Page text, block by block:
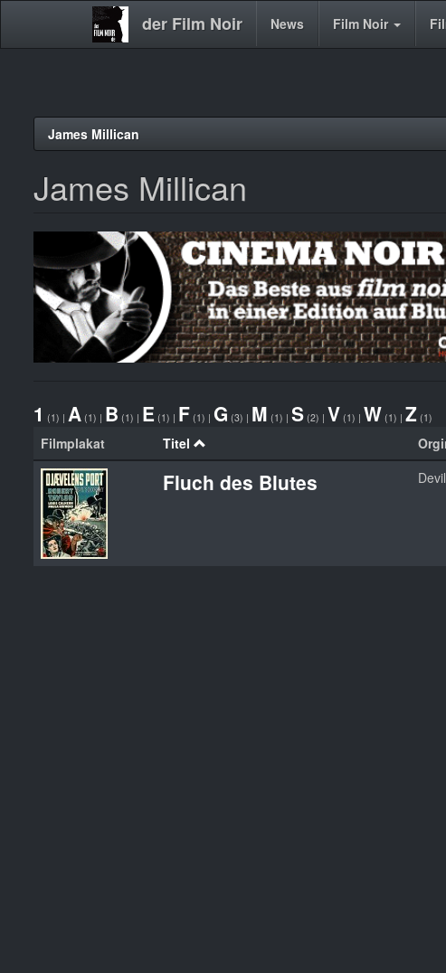
der Film Noir
Main News Film Noir
James Millican
James Millican
1 (1) | A (1) | B (1) | E (1) | F (1) | G (3) | M (1) | S (2) | V (1) | W (1) | Z (1)
Filmplakat Titel
Fluch des Blutes